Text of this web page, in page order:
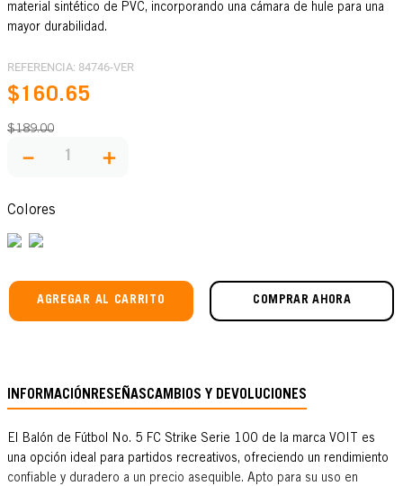
material sintético de PVC, incorporando una cámara de hule para una
mayor durabilidad.
REFERENCIA: 84746-VER
$160.65
$189.00
＋
－
Colores
AGREGAR AL CARRITO COMPRAR AHORA
INFORMACIÓNRESEÑASCAMBIOS Y DEVOLUCIONES
El Balón de Fútbol No. 5 FC Strike Serie 100 de la marca VOIT es
una opción ideal para partidos recreativos, ofreciendo un rendimiento
confiable y duradero a un precio asequible. Apto para su uso en